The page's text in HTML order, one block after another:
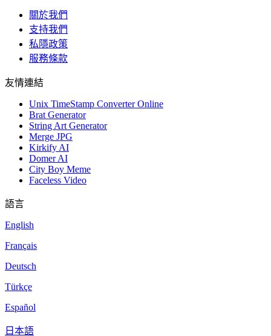
關於我們
支持我們
私隱政策
服務條款
友情連結
Unix TimeStamp Converter Online
Brat Generator
String Art Generator
Merge JPG
Kirkify AI
Domer AI
City Boy Meme
Faceless Video
語言
English
Français
Deutsch
Türkçe
Español
日本語